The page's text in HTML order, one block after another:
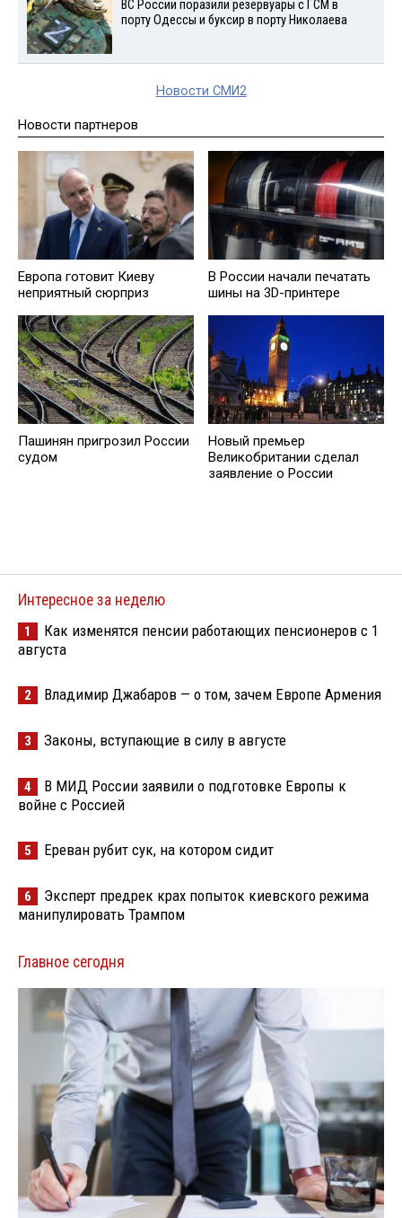
ВС России поразили резервуары с ГСМ в
порту Одессы и буксир в порту Николаева
Новости СМИ2
Новости партнеров
Европа готовит Киеву
неприятный сюрприз
В России начали печатать
шины на 3D-принтере
Пашинян пригрозил России
судом
Новый премьер
Великобритании сделал
заявление о России
Интересное за неделю
1
Как изменятся пенсии работающих пенсионеров с 1
августа
2 Владимир Джабаров — о том, зачем Европе Армения
3 Законы, вступающие в силу в августе
4
В МИД России заявили о подготовке Европы к
войне с Россией
5 Ереван рубит сук, на котором сидит
6
Эксперт предрек крах попыток киевского режима
манипулировать Трампом
Главное сегодня